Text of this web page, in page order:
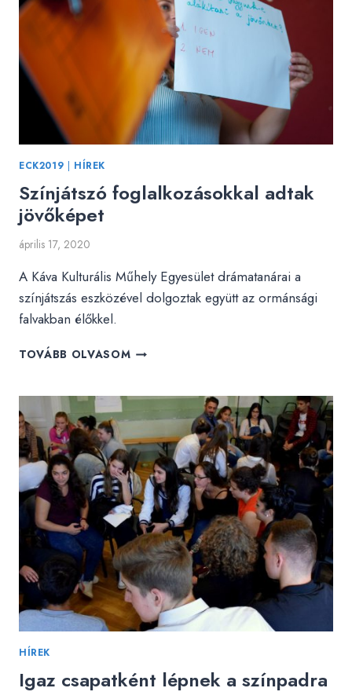
ECK2019 | HÍREK
Színjátszó foglalkozásokkal adtak
jövőképet
április 17, 2020
A Káva Kulturális Műhely Egyesület drámatanárai a
színjátszás eszközével dolgoztak együtt az ormánsági
falvakban élőkkel.
TOVÁBB OLVASOM SZÍNJÁTSZÓ
JÖVŐKÉPET
HÍREK
Igaz csapatként lépnek a színpadra